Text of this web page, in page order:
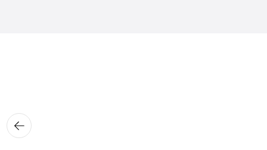
뒤로가
기